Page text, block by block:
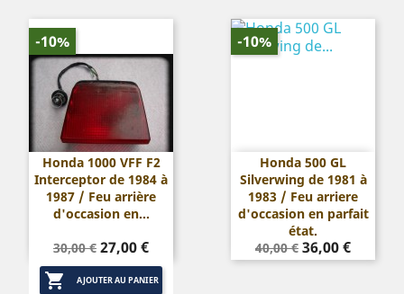
Honda 1000 VFF F2
Interceptor de 1984 à
1987 / Feu arrière
d'occasion en...
Prix
de
base
30,00 € Prix
27,00 €
 AJOUTER AU PANIER
-10%
Honda 500 GL
Silverwing de 1981 à
1983 / Feu arriere
d'occasion en parfait
état.
Prix
de
40,00 € Prix
36,00 €
-10%